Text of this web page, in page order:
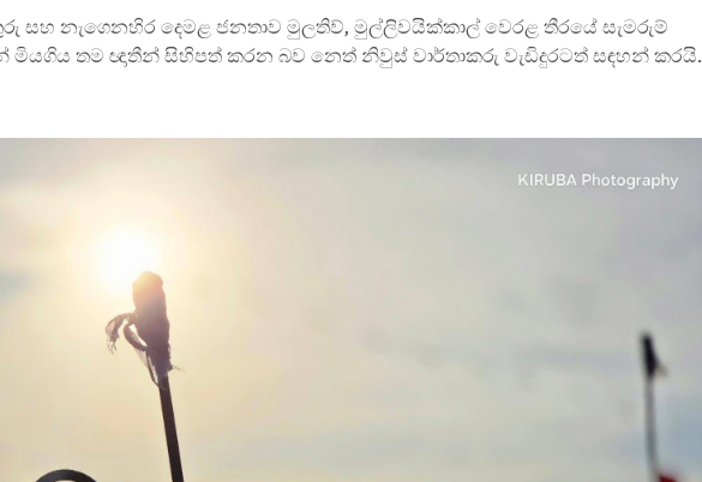
සහ නැගෙනහිර දෙමළ ජනතාව මුලතිව්, මුල්ලිවයික්කාල් වෙරළ තීරයේ සැමරුම්
මියගිය තම ඥාතීන් සිහිපත් කරන බව නෙත් නිවුස් වාර්තාකරු වැඩිදුරටත් සඳහන් කරයි.